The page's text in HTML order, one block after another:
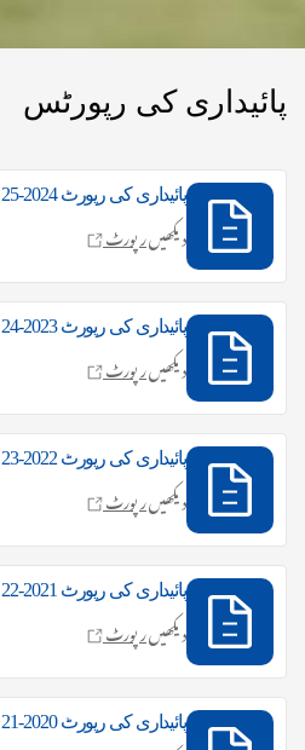
پائیداری کی رپورٹس
پائیداری کی رپورٹ 2024-25
دیکھیںرپورٹ
پائیداری کی رپورٹ 2023-24
دیکھیںرپورٹ
پائیداری کی رپورٹ 2022-23
دیکھیںرپورٹ
پائیداری کی رپورٹ 2021-22
دیکھیںرپورٹ
پائیداری کی رپورٹ 2020-21